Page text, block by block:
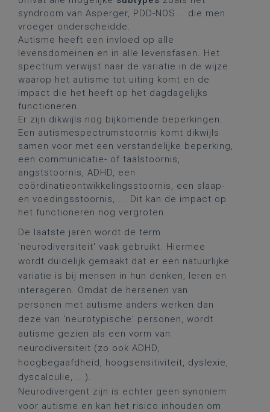
syndroom van Asperger, PDD-NOS … die men
vroeger onderscheidde.
Autisme heeft een invloed op alle
levensdomeinen en in alle levensfasen. Het
spectrum verwijst naar de variatie in de wijze
waarop het autisme tot uiting komt en de
impact die het heeft op het dagdagelijks
functioneren.
Er zijn dikwijls nog bijkomende beperkingen.
Een autismespectrumstoornis komt dikwijls
samen voor met een verstandelijke beperking,
een communicatie- of taalstoornis,
angststoornis, ADHD, een
coördinatieontwikkelingsstoornis, een slaap-
en voedingsstoornis, ... Dit kan de impact op
het functioneren nog vergroten.
De laatste jaren wordt de term
'neurodiversiteit' vaak gebruikt. Hiermee
wordt duidelijk gemaakt dat er een natuurlijke
variatie is bij mensen in hun denken, leren en
interageren. Omdat de hersenen van
personen met autisme anders werken dan
deze van 'neurotypische' personen, wordt
autisme gezien als een vorm van
neurodiversiteit (zo ook ADHD,
hoogbegaafdheid, hoogsensitiviteit, dyslexie,
dyscalculie, ...).
Neurodivergent zijn is echter geen synoniem
voor autisme en kan het risico inhouden om